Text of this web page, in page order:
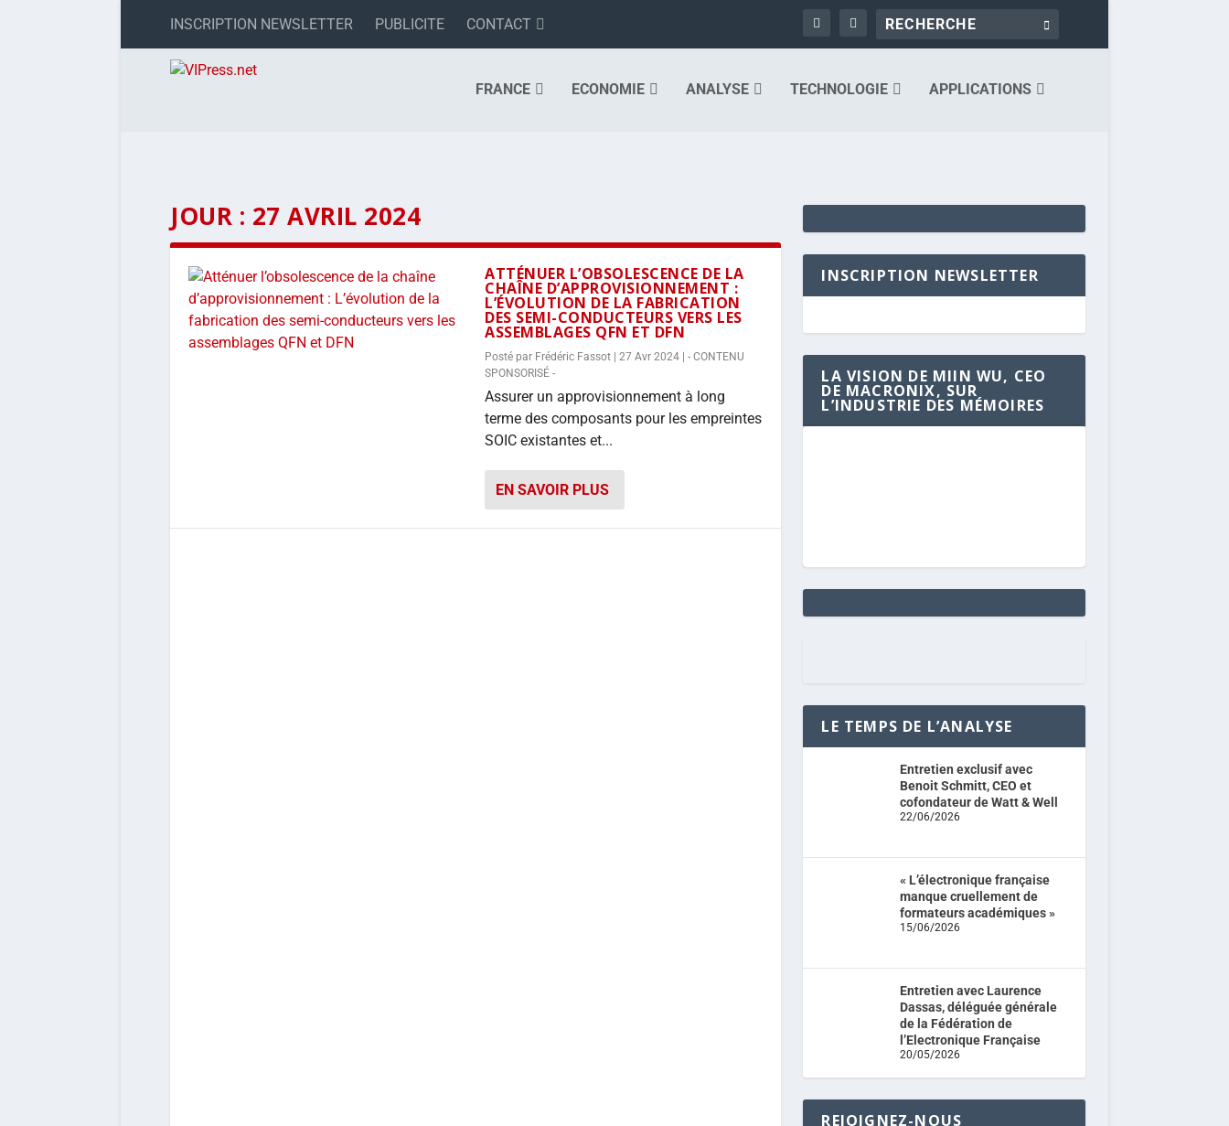
INSCRIPTION NEWSLETTER PUBLICITE CONTACT
FRANCE ECONOMIE ANALYSE TECHNOLOGIE APPLICATIONS
JOUR : 27 AVRIL 2024
ATTÉNUER L’OBSOLESCENCE DE LA
CHAÎNE D’APPROVISIONNEMENT :
L’ÉVOLUTION DE LA FABRICATION
DES SEMI-CONDUCTEURS VERS LES
ASSEMBLAGES QFN ET DFN
Posté par Frédéric Fassot |27 Avr 2024 |- CONTENU
SPONSORISÉ -
Assurer un approvisionnement à long
terme des composants pour les empreintes
SOIC existantes et...
EN SAVOIR PLUS
INSCRIPTION NEWSLETTER
LA VISION DE MIIN WU, CEO
DE MACRONIX, SUR
L’INDUSTRIE DES MÉMOIRES
LE TEMPS DE L’ANALYSE
Entretien exclusif avec
Benoit Schmitt, CEO et
cofondateur de Watt & Well
22/06/2026
« L’électronique française
manque cruellement de
formateurs académiques »
15/06/2026
Entretien avec Laurence
Dassas, déléguée générale
de la Fédération de
l’Electronique Française
20/05/2026
REJOIGNEZ-NOUS